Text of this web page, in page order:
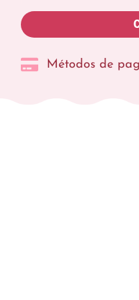
Métodos de